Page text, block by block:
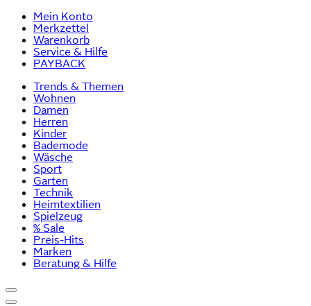
Mein Konto
Merkzettel
Warenkorb
Service & Hilfe
PAYBACK
Trends & Themen
Wohnen
Damen
Herren
Kinder
Bademode
Wäsche
Sport
Garten
Technik
Heimtextilien
Spielzeug
% Sale
Preis-Hits
Marken
Beratung & Hilfe